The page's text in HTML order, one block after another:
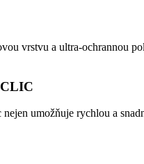
vrstvu a ultra-ochrannou
umožňuje rychlou a